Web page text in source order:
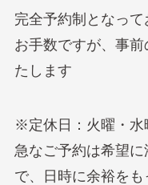
完全予約制となって
お手数ですが、事
たします
※定休日：火曜・水
急なご予約は希望
で、日時に余裕を